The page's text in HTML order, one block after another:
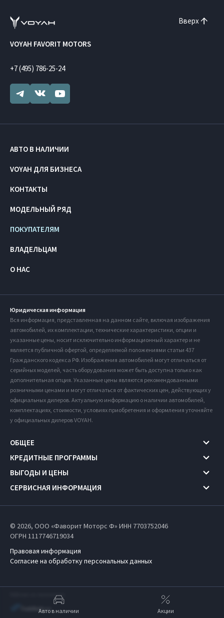
Вверх
VOYAH FAVORIT MOTORS
+7 (495) 786-25-24
АВТО В НАЛИЧИИ
VOYAH ДЛЯ БИЗНЕСА
КОНТАКТЫ
МОДЕЛЬНЫЙ РЯД
ПОКУПАТЕЛЯМ
ВЛАДЕЛЬЦАМ
О НАС
Юридическая информация
Вся информация, представленная на данном сайте, включая изображения
автомобилей, их комплектации, технические характеристики, опции и
указанные цены, носит исключительно информационный характер и не
является публичной офертой, определяемой положениями статьи 437
Гражданского кодекса РФ. Изображения автомобилей могут отличаться от
серийных моделей, часть оборудования может быть доступна только как
дополнительная опция. Указанные цены являются рекомендованными
розничными ценами и могут отличаться от фактических цен, действующих у
официальных дилеров. Актуальную информацию о наличии автомобилей,
комплектациях, стоимости, условиях приобретения и оформления уточняйте
у официальных дилеров VOYAH.
ОБЩЕЕ
КРЕДИТНЫЕ ПРОГРАММЫ
ВЫГОДЫ И ЦЕНЫ
СЕРВИСНАЯ ИНФОРМАЦИЯ
© 2026, ООО «Фаворит Моторс Ф» ИНН 7703752046
ОГРН 1117746719034
Правовая информация
Согласие на обработку персональных данных
Работает на технологиях
Авто в наличии Акции